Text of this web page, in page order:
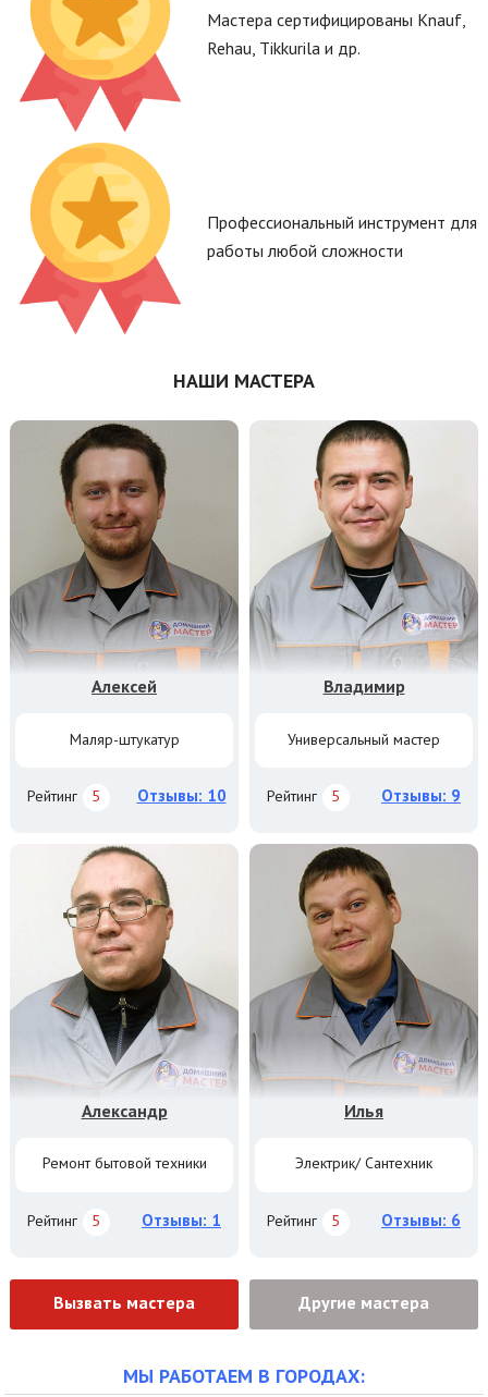
Мастера сертифицированы Knauf,
Rehau, Tikkurila и др.
Профессиональный инструмент для
работы любой сложности
НАШИ МАСТЕРА
Алексей
Маляр-штукатур
Рейтинг 5 Отзывы: 10
Владимир
Универсальный мастер
Рейтинг 5 Отзывы: 9
Александр
Ремонт бытовой техники
Рейтинг 5 Отзывы: 1
Илья
Электрик/ Сантехник
Рейтинг 5 Отзывы: 6
Вызвать мастера Другие мастера
МЫ РАБОТАЕМ В ГОРОДАХ: